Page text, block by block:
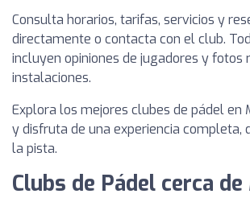
Consulta horarios, tarifas, servicios y
directamente o contacta con el club.
incluyen opiniones de jugadores y fotos
instalaciones.
Explora los mejores clubes de pádel en
y disfruta de una experiencia completa,
la pista.
Clubs de Pádel cerca